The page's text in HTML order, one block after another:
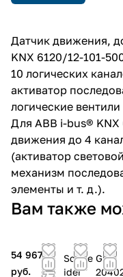
Датчик движения,
KNX 6120/12-101-
10 логических
активатор
логические
Для ABB i-bus® KNX
движения до 4
(активатор
механизм
элементы и т. д.).
Вам также
54 967
руб.
Schne
ider
Gira